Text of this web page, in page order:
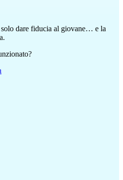
dare fiducia al giovane… e la